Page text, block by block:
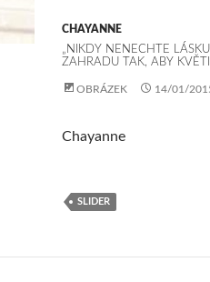
CHAYANNE
„NIKDY NENECHTE
ZAHRADU TAK, ABY
OBRÁZEK 14/01/
Chayanne
SLIDER